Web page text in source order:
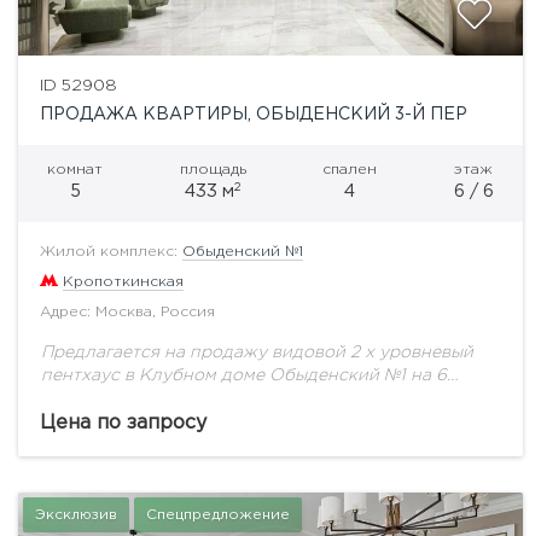
ID 52908
ПРОДАЖА КВАРТИРЫ, ОБЫДЕНСКИЙ 3-Й ПЕР
комнат
5
площадь
433 м2
спален
4
этаж
6 / 6
Жилой комплекс: Обыденский №1
Кропоткинская
Адрес: Москва, Россия
Предлагается на продажу видовой 2 х уровневый
пентхаус в Клубном доме Обыденский №1 на 6
1»— самый приватный дом в лучшей...
Цена по запросу
Эксклюзив Спецпредложение